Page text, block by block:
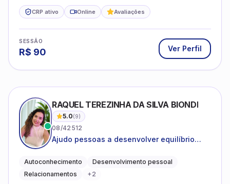
CRP ativo Online Avaliações
SESSÃO
R$ 90 Ver Perfil
RAQUEL TEREZINHA DA SILVA BIONDI
5.0(9)
08/42512
Ajudo pessoas a desenvolver equilíbrio
Autoconhecimento
Desenvolvimento pessoal
Relacionamentos
+2